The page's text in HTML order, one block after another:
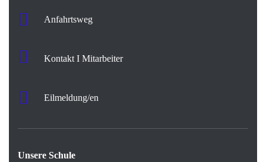
Anfahrtsweg
Kontakt I Mitarbeiter
Eilmeldung/en
Unsere Schule